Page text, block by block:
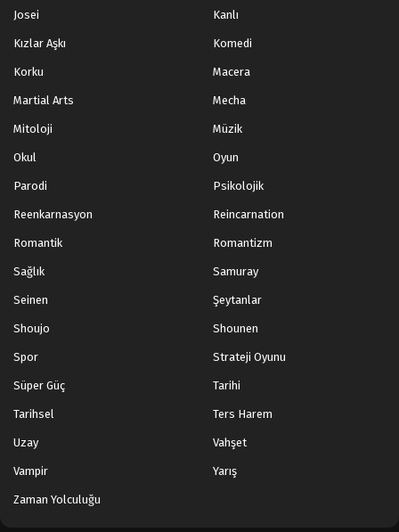
Josei Kanlı
Kızlar Aşkı Komedi
Korku Macera
Martial Arts Mecha
Mitoloji Müzik
Okul Oyun
Parodi Psikolojik
Reenkarnasyon Reincarnation
Romantik Romantizm
Sağlık Samuray
Seinen Şeytanlar
Shoujo Shounen
Spor Strateji Oyunu
Süper Güç Tarihi
Tarihsel Ters Harem
Uzay Vahşet
Vampir Yarış
Zaman Yolculuğu